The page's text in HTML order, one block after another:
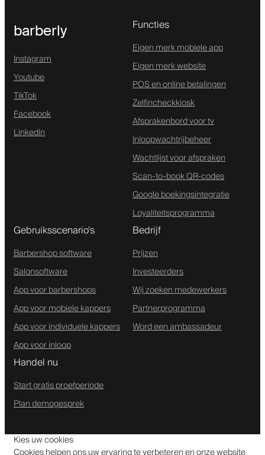
barberly
Instagram
Youtube
TikTok
Facebook
Linkedin
Functies
Eigen merk mobiele app
Eigen merk website
POS en online betalingen
Zelfincheckkiosk
Afsprakenbord voor tv
Inloopwachtrijbeheer
Wachtlijst voor afspraken
Scan-to-book QR-codes
Google boekingsintegratie
Loyaliteitsprogramma
Gebruiksscenario's
Barbershop software
Salonsoftware
App voor barbershops
App voor mobiele kappers
App voor individuele kappers
App voor inloop
Bedrijf
Prijzen
Investeerders
Wij zoeken medewerkers
Partnerprogramma
Word een ambassadeur
Handel nu
Start gratis proefperiode
Plan demogesprek
Kies uw cookies